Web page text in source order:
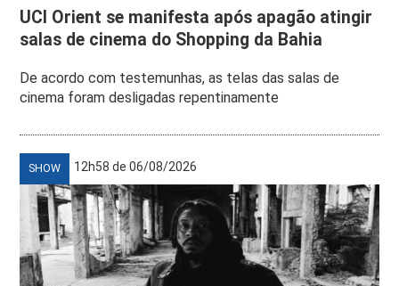
UCI Orient se manifesta após apagão atingir
salas de cinema do Shopping da Bahia
De acordo com testemunhas, as telas das salas de
cinema foram desligadas repentinamente
SHOW 12h58 de 06/08/2026